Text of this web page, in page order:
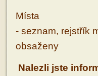
Místa
- seznam, rejstřík
obsaženy
Nalezli jste